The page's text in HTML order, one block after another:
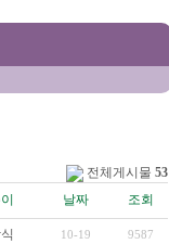
전체게시물 53
날짜 조회
10-19 9587